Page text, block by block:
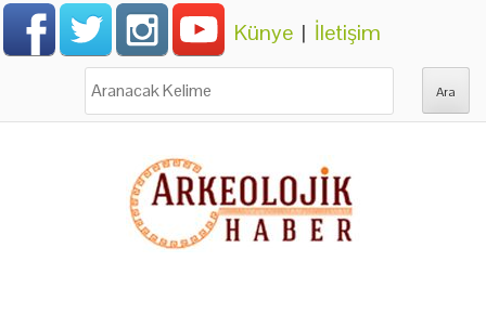
Künye | İletişim